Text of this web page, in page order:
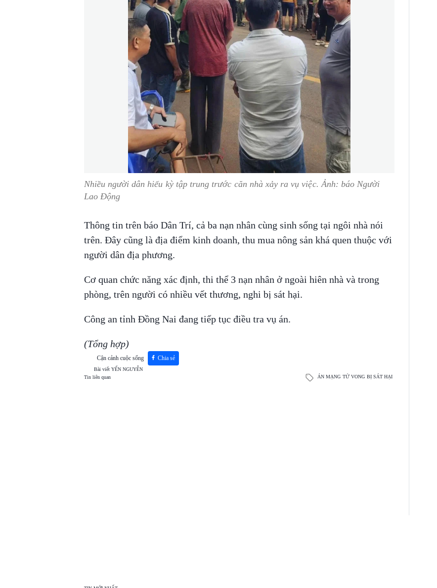
Nhiều người dân hiếu kỳ tập trung trước căn nhà xảy ra vụ việc. Ảnh: báo Người
Lao Động
Thông tin trên báo Dân Trí, cả ba nạn nhân cùng sinh sống tại ngôi nhà nói
trên. Đây cũng là địa điểm kinh doanh, thu mua nông sản khá quen thuộc với
người dân địa phương.
Cơ quan chức năng xác định, thi thể 3 nạn nhân ở ngoài hiên nhà và trong
phòng, trên người có nhiều vết thương, nghi bị sát hại.
Công an tỉnh Đồng Nai đang tiếp tục điều tra vụ án.
(Tổng hợp)
Cận cảnh cuộc sống Chia sẻ
Bài viết YẾN NGUYỄN
Tin liên quan
ÁN MẠNG TỬ VONG BỊ SÁT HẠI